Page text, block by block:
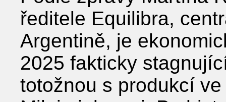
ředitele Equilibra,
Argentině, je
2025 fakticky
totožnou s produkcí